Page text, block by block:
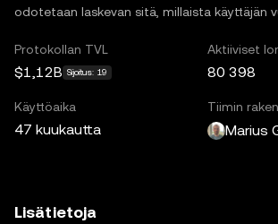
odotetaan laskevan sitä, millaista käyttäjän
Protokollan TVL
$1,12B Sijoitus: 19
Aktiiviset
80 398
Käyttöaika
47 kuukautta
Tiimin
Marius
Lisätietoja